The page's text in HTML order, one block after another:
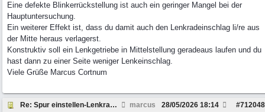
Eine defekte Blinkerrückstellung ist auch ein geringer Mangel bei der
Hauptuntersuchung.
Ein weiterer Effekt ist, dass du damit auch den Lenkradeinschlag li/re aus
der Mitte heraus verlagerst.
Konstruktiv soll ein Lenkgetriebe in Mittelstellung geradeaus laufen und du
hast dann zu einer Seite weniger Lenkeinschlag.
Viele Grüße Marcus Cortnum
Re: Spur einstellen-Lenkrad schief, 463 marcus #712048
28/05/2026 18:14